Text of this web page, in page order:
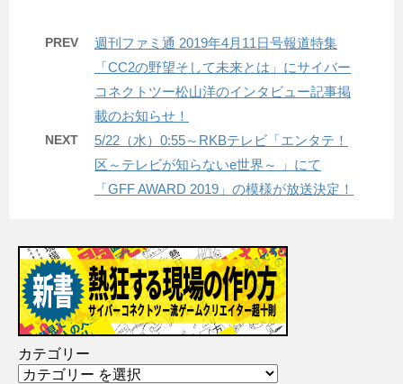
PREV
週刊ファミ通 2019年4月11日号報道特集
「CC2の野望そして未来とは」にサイバー
コネクトツー松山洋のインタビュー記事掲
載のお知らせ！
NEXT
5/22（水）0:55～RKBテレビ「エンタテ！
区～テレビが知らないe世界～ 」にて
「GFF AWARD 2019」の模様が放送決定！
カテゴリー